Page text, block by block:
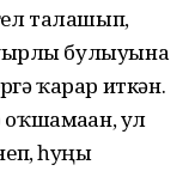
талашып,
булыуына
ҡарар иткән.
ул
һуңғы